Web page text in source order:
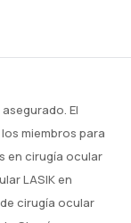
El
miembros para
en cirugía ocular
LASIK en
cirugía ocular